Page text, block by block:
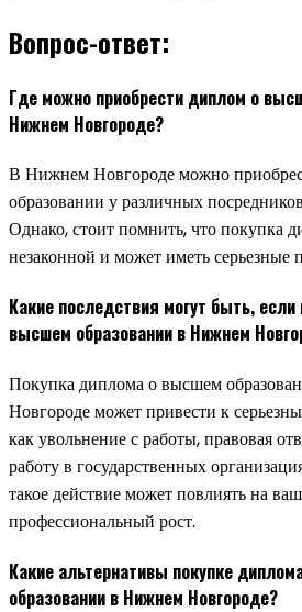
Вопрос-ответ:
Где можно приобрести диплом о
Нижнем Новгороде?
В Нижнем Новгороде можно
образовании у различных
Однако, стоит помнить, что покупка
незаконной и может иметь серьезные
Какие последствия могут быть,
высшем образовании в Нижнем
Покупка диплома о высшем
Новгороде может привести к
как увольнение с работы, правовая
работу в государственных
такое действие может повлиять на
профессиональный рост.
Какие альтернативы покупке
образовании в Нижнем Новгороде?